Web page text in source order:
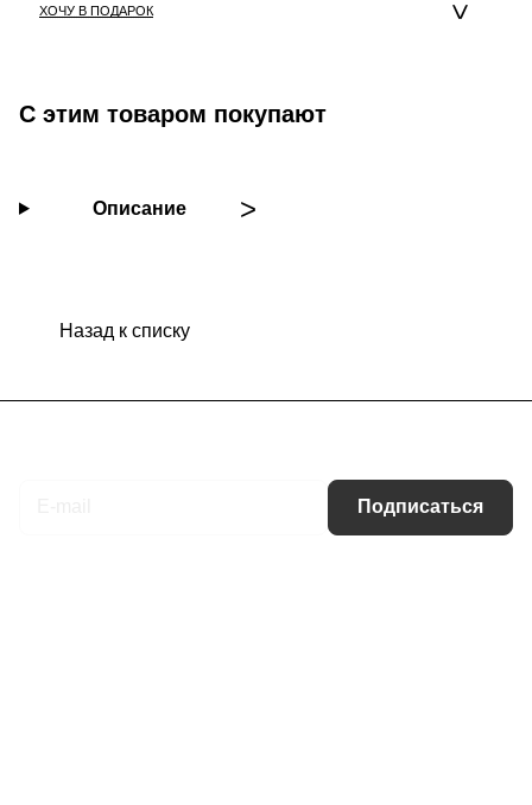
ХОЧУ В ПОДАРОК
С этим товаром покупают
Описание
Назад к списку
Подписаться